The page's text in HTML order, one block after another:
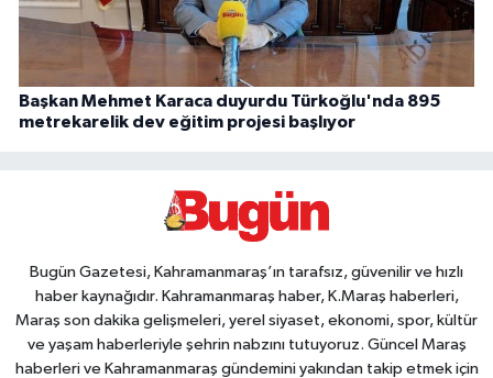
Başkan Mehmet Karaca duyurdu Türkoğlu'nda 895
metrekarelik dev eğitim projesi başlıyor
Bugün Gazetesi, Kahramanmaraş’ın tarafsız, güvenilir ve hızlı
haber kaynağıdır. Kahramanmaraş haber, K.Maraş haberleri,
Maraş son dakika gelişmeleri, yerel siyaset, ekonomi, spor, kültür
ve yaşam haberleriyle şehrin nabzını tutuyoruz. Güncel Maraş
haberleri ve Kahramanmaraş gündemini yakından takip etmek için